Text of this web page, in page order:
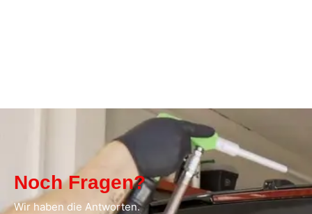
Noch Fragen?
Wir haben die Antworten.